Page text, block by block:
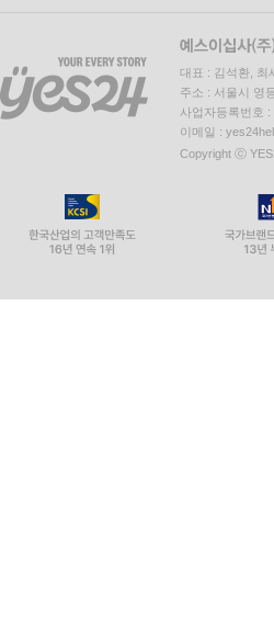
대표 : 김석환, 최
주소 : 서울시 영
사업자등록번호
이메일 :
Copyright ⓒ